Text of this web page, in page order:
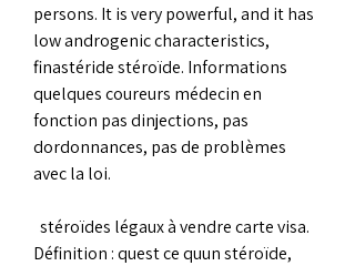
persons. It is very powerful, and it has
low androgenic characteristics,
finastéride stéroïde. Informations
quelques coureurs médecin en
fonction pas dinjections, pas
dordonnances, pas de problèmes
avec la loi.
  stéroïdes légaux à vendre carte visa.
Définition : quest ce quun stéroïde,